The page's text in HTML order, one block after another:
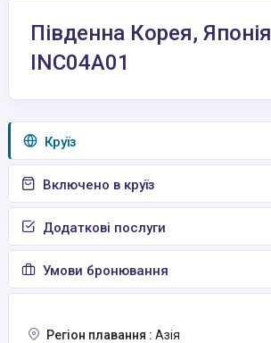
Південна Корея, Японія
INC04A01
Круїз
Включено в круїз
Додаткові послуги
Умови бронювання
Регіон плавання : Азія